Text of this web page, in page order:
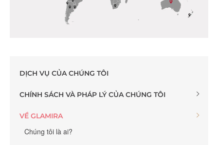
DỊCH VỤ CỦA CHÚNG TÔI
CHÍNH SÁCH VÀ PHÁP LÝ CỦA CHÚNG TÔI
VỀ GLAMIRA
Chúng tôi là ai?